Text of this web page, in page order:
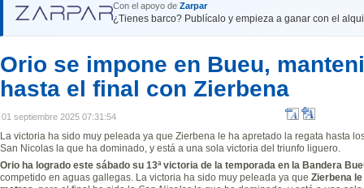
Con el apoyo de Zarpar
¿Tienes barco? Publícalo y empieza a ganar con el
Orio se impone en Bueu,
hasta el final con Zierbena
01 septiembre 2025 07:31:54
La victoria ha sido muy peleada ya que Zierbena le ha apretado la regata hasta
San Nicolas la que ha dominado, y está a una sola victoria del triunfo liguero.
Orio ha logrado este sábado su 13ª victoria de la temporada en la Bandera
competido en aguas gallegas. La victoria ha sido muy peleada ya que Zierbena